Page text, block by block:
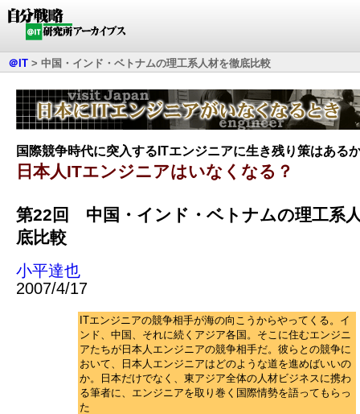
＠IT > 中国・インド・ベトナムの理工系人材を徹底比較
国際競争時代に突入するITエンジニアに生き残り策はある
日本人ITエンジニアはいなくなる？
第22回 中国・インド・ベトナムの理工系
底比較
小平達也
2007/4/17
ITエンジニアの競争相手が海の向こうからやってくる。イ
ンド、中国、それに続くアジア各国。そこに住むエンジニ
アたちが日本人エンジニアの競争相手だ。彼らとの競争に
おいて、日本人エンジニアはどのような道を進めばいいの
か。日本だけでなく、東アジア全体の人材ビジネスに携わ
る筆者に、エンジニアを取り巻く国際情勢を語ってもらっ
た